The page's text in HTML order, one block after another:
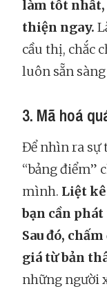
làm tốt nhất,
thiện ngay.
cầu thị, chắc
luôn sẵn
3. Mã hoá
Để nhìn ra sự
“bảng điểm”
mình. Liệt
bạn cần
Sau đó,
giá từ bản
những người